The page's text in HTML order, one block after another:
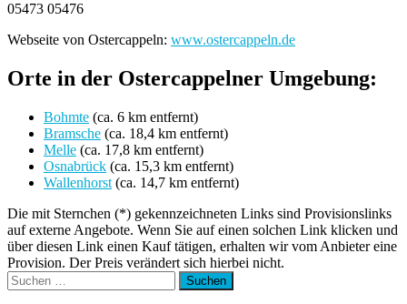
05473 05476
Webseite von Ostercappeln: www.ostercappeln.de
Orte in der Ostercappelner Umgebung:
Bohmte (ca. 6 km entfernt)
Bramsche (ca. 18,4 km entfernt)
Melle (ca. 17,8 km entfernt)
Osnabrück (ca. 15,3 km entfernt)
Wallenhorst (ca. 14,7 km entfernt)
Die mit Sternchen (*) gekennzeichneten Links sind Provisionslinks
auf externe Angebote. Wenn Sie auf einen solchen Link klicken und
über diesen Link einen Kauf tätigen, erhalten wir vom Anbieter eine
Provision. Der Preis verändert sich hierbei nicht.
Suchen
nach: